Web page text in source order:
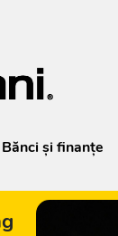
Bănci şi finanţe